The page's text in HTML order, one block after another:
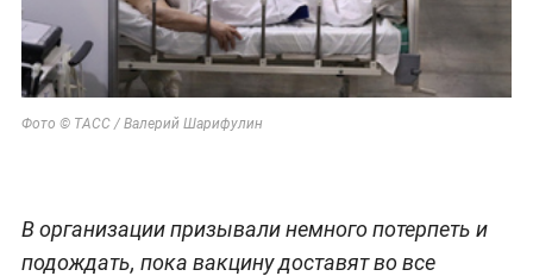
Фото © ТАСС / Валерий Шарифулин
В организации призывали немного потерпеть и
подождать, пока вакцину доставят во все